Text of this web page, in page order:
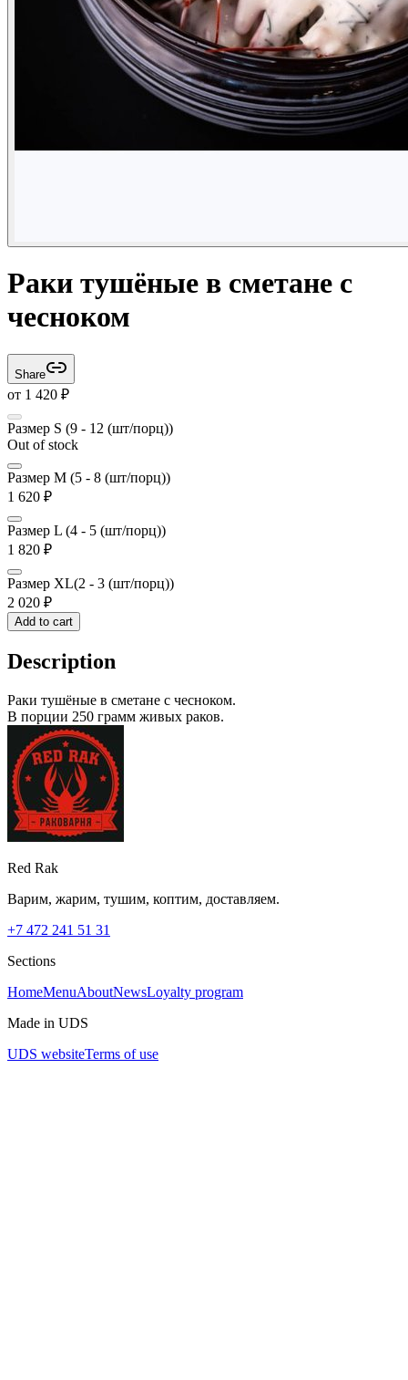
Раки тушёные в сметане с
чесноком
Share
от 1 420 ₽
Размер S (9 - 12 (шт/порц))
Out of stock
Размер M (5 - 8 (шт/порц))
1 620 ₽
Размер L (4 - 5 (шт/порц))
1 820 ₽
Размер XL(2 - 3 (шт/порц))
2 020 ₽
Add to cart
Description
Раки тушёные в сметане с чесноком.
В порции 250 грамм живых раков.
Red Rak
Варим, жарим, тушим, коптим, доставляем.
+7 472 241 51 31
Sections
HomeMenuAboutNewsLoyalty program
Made in UDS
UDS websiteTerms of use